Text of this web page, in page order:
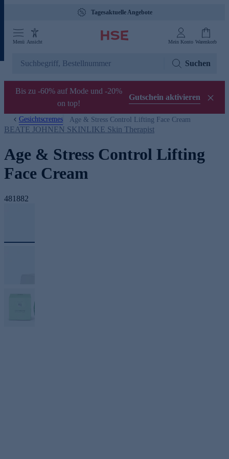
Tagesaktuelle Angebote
Menü Ansicht Mein Konto Warenkorb
Suchen
Bis zu -60% auf Mode und -20%
on top!
Gutschein aktivieren
Gesichtscremes Age & Stress Control Lifting Face Cream
BEATE JOHNEN SKINLIKE Skin Therapist
Age & Stress Control Lifting
Face Cream
481882